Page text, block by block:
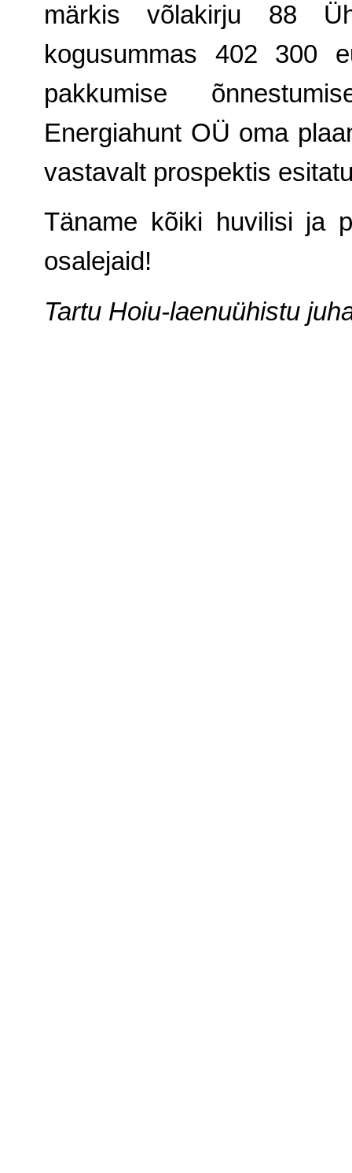
märkis võlakirju 88
kogusummas 402 300
pakkumise
Energiahunt OÜ oma
vastavalt prospektis
Täname kõiki huvilisi ja
osalejaid!
Tartu Hoiu-laenuühistu